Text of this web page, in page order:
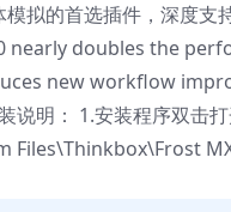
模拟的首选插件，深
nearly doubles the
new workflow
说明： 1.安装程序双击
Files\Thinkbox\Frost